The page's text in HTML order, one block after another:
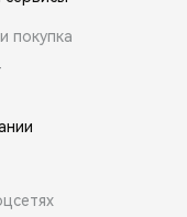
покупка